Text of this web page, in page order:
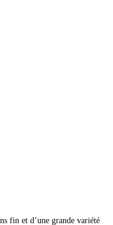
fin et d’une grande variété